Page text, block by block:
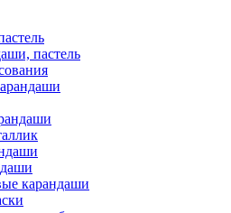
пастель
карандаши